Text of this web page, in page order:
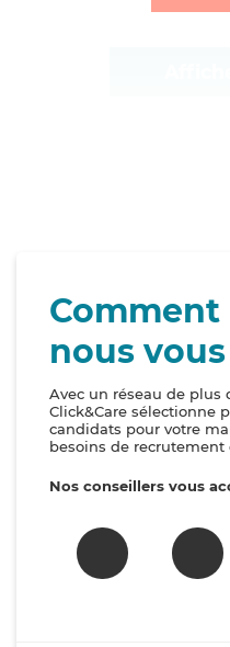
nous
Avec un réseau de plus
Click&Care sélectionne
candidats pour votre
besoins de
Nos conseillers vous